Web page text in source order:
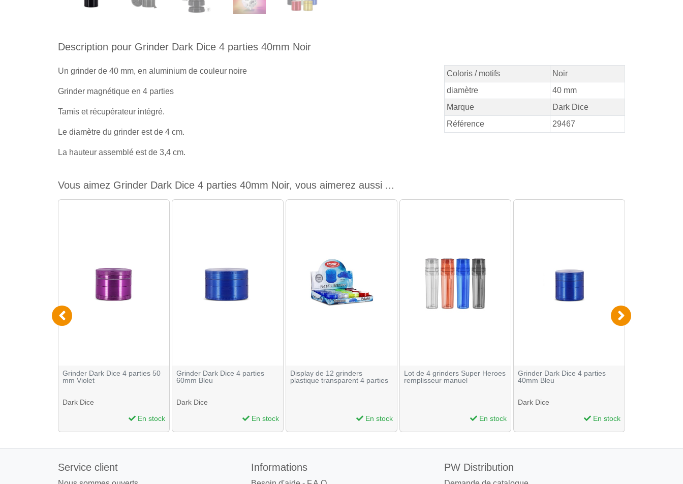
Description pour Grinder Dark Dice 4 parties 40mm Noir
Un grinder de 40 mm, en aluminium de couleur noire
Grinder magnétique en 4 parties
Tamis et récupérateur intégré.
Le diamètre du grinder est de 4 cm.
La hauteur assemblé est de 3,4 cm.
Coloris / motifs
Noir
diamètre
40 mm
Marque
Dark Dice
Référence
29467
Vous aimez Grinder Dark Dice 4 parties 40mm Noir, vous aimerez aussi ...
Grinder Dark Dice 4 parties 50
mm Violet
Dark Dice
En stock
Grinder Dark Dice 4 parties
60mm Bleu
Dark Dice
En stock
Display de 12 grinders
plastique transparent 4 parties
En stock
Lot de 4 grinders Super Heroes
remplisseur manuel
En stock
Grinder Dark Dice 4 parties
40mm Bleu
Dark Dice
En stock
Service client Informations PW Distribution